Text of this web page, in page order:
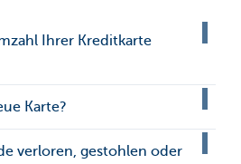
Ihrer Kreditkarte
Karte?
verloren, gestohlen oder